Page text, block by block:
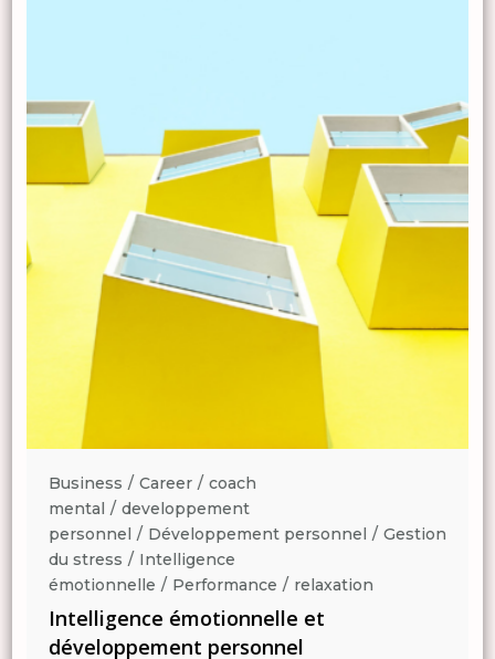
Business Career
coach
mental
developpement
personnel
Développement personnel
Gestion
du stress
Intelligence
émotionnelle
Performance relaxation
Intelligence émotionnelle et
développement personnel